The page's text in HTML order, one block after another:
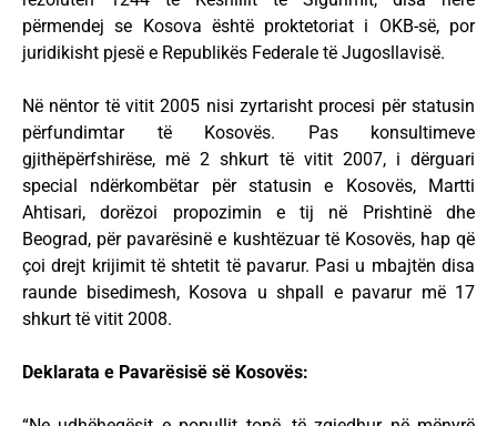
përmendej se Kosova është proktetoriat i OKB-së, por
juridikisht pjesë e Republikës Federale të Jugosllavisë.
Në nëntor të vitit 2005 nisi zyrtarisht procesi për statusin
përfundimtar të Kosovës. Pas konsultimeve
gjithëpërfshirëse, më 2 shkurt të vitit 2007, i dërguari
special ndërkombëtar për statusin e Kosovës, Martti
Ahtisari, dorëzoi propozimin e tij në Prishtinë dhe
Beograd, për pavarësinë e kushtëzuar të Kosovës, hap që
çoi drejt krijimit të shtetit të pavarur. Pasi u mbajtën disa
raunde bisedimesh, Kosova u shpall e pavarur më 17
shkurt të vitit 2008.
Deklarata e Pavarësisë së Kosovës: